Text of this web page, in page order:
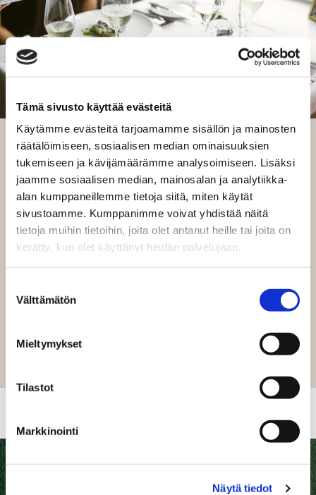
Tämä sivusto käyttää evästeitä
Käytämme evästeitä tarjoamamme sisällön ja mainosten
räätälöimiseen, sosiaalisen median ominaisuuksien
tukemiseen ja kävijämäärämme analysoimiseen. Lisäksi
jaamme sosiaalisen median, mainosalan ja analytiikka-
alan kumppaneillemme tietoja siitä, miten käytät
sivustoamme. Kumppanimme voivat yhdistää näitä
tietoja muihin tietoihin, joita olet antanut heille tai joita on
kerätty, kun olet käyttänyt heidän palvelujaan.
valinta
Välttämätön
Mieltymykset
Tilastot
Markkinointi
Näytä tiedot
A lunch that offers pleasure for all
the senses
Welcome to enjoy a unique lunch at Kuokkalan
kartano. Lunch is served from Tuesday to Friday
from 11 am to 3 pm.
three-course meal, where you can choose from two
different starters and main courses. A dessert is also